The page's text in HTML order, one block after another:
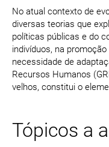
No atual contexto de
diversas teorias que
políticas públicas e do
indivíduos, na
necessidade de
Recursos Humanos
velhos, constitui o
Tópicos a